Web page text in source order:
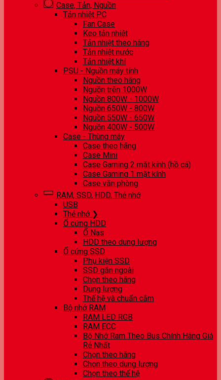
Case, Tản, Nguồn
Tản nhiệt PC
Fan Case
Keo tản nhiệt
Tản nhiệt theo hãng
Tản nhiệt nước
Tản nhiệt khí
PSU - Nguồn máy tính
Nguồn theo hãng
Nguồn trên 1000W
Nguồn 800W - 1000W
Nguồn 650W - 800W
Nguồn 550W - 650W
Nguồn 400W - 500W
Case - Thùng máy
Case theo hãng
Case Mini
Case Gaming 2 mặt kính (hồ cá)
Case Gaming 1 mặt kính
Case văn phòng
RAM, SSD, HDD, Thẻ nhớ
USB
Thẻ nhớ ❯
Ổ cứng HDD
Ổ Nas
HDD theo dung lượng
Ổ cứng SSD
Phụ kiện SSD
SSD gắn ngoài
Chọn theo hãng
Dung lượng
Thế hệ và chuẩn cắm
Bộ nhớ RAM
RAM LED RGB
RAM ECC
Bộ Nhớ Ram Theo Bus Chính Hãng Giá
Rẻ Nhất
Chọn theo hãng
Chọn theo dung lượng
Chọn theo thế hệ